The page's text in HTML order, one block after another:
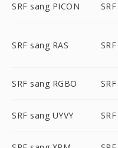
SRF sang PICON
SRF sang RAS
SRF sang RGBO
SRF sang UYVY